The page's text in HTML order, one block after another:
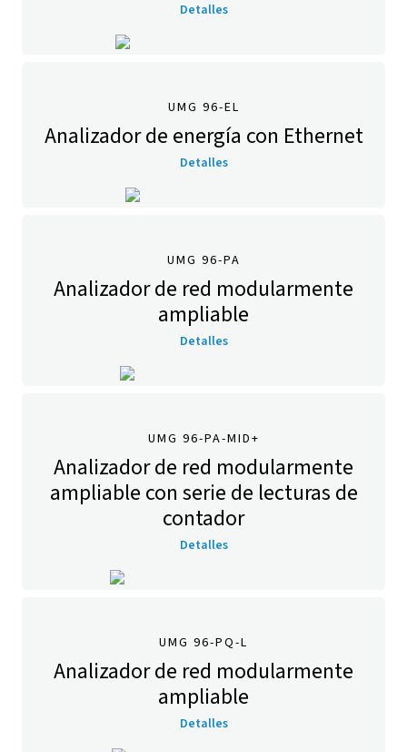
Detalles
UMG 96-EL
Analizador de energía con Ethernet
Detalles
UMG 96-PA
Analizador de red modularmente
ampliable
Detalles
UMG 96-PA-MID+
Analizador de red modularmente
ampliable con serie de lecturas de
contador
Detalles
UMG 96-PQ-L
Analizador de red modularmente
ampliable
Detalles